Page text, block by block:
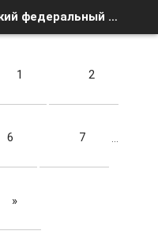
Южный и Северо-Кавказский федеральный округ - Страница 5 - Список форумов
1 2
6 7 …
»